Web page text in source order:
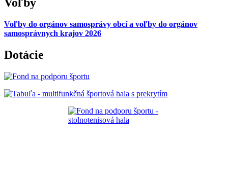
Voľby
Voľby do orgánov samosprávy obcí a voľby do orgánov
samosprávnych krajov 2026
Dotácie